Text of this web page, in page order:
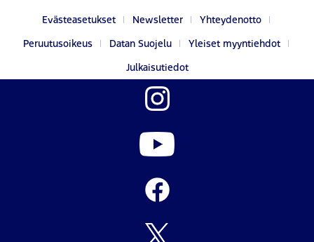
Evästeasetukset Newsletter
Yhteydenotto
Peruutusoikeus
Datan Suojelu
Yleiset myyntiehdot
Julkaisutiedot